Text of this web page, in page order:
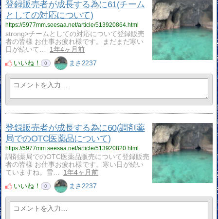
登録販売者が成長する為に61(チーム
としての対応について)
https://5977mm.seesaa.net/article/513920864.html
strong>チームとしての対応について登録販売
者の皆様 お仕事お疲れ様です。まだまだ寒い
日が続いて…
1年4ヶ月前
いいね！
0 まさ2237
登録販売者が成長する為に60(調剤薬
局でのOTC医薬品について)
https://5977mm.seesaa.net/article/513920820.html
調剤薬局でのOTC医薬品販売について登録販売
者の皆様 お仕事お疲れ様です。寒い日が続い
ていますね。雪…
1年4ヶ月前
いいね！
0 まさ2237